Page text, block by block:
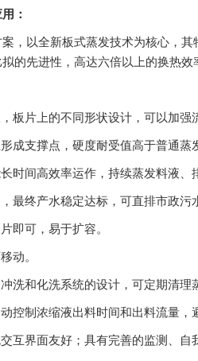
：
，以全新板式蒸发技术为核心，
的先进性，高达六倍以上的换热
板片上的不同形状设计，可以加
成支撑点，硬度耐受值高于普通蒸
时间高效率运作，持续蒸发料液、
最终产水稳定达标，可直排市政污
即可，易于扩容。
动。
洗和化洗系统的设计，可定期清理
控制浓缩液出料时间和出料流量，
互界面友好；具有完善的监测、自